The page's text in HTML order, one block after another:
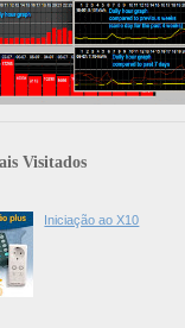
Visitados
Iniciação ao X10